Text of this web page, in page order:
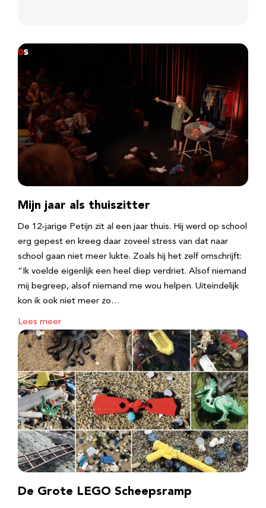
Mijn jaar als thuiszitter
De 12-jarige Petijn zit al een jaar thuis. Hij werd op school
erg gepest en kreeg daar zoveel stress van dat naar
school gaan niet meer lukte. Zoals hij het zelf omschrijft:
“Ik voelde eigenlijk een heel diep verdriet. Alsof niemand
mij begreep, alsof niemand me wou helpen. Uiteindelijk
kon ik ook niet meer zo…
Lees meer
De Grote LEGO Scheepsramp